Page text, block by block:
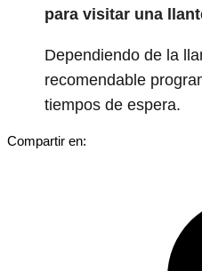
para visitar una
Dependiendo de la
recomendable
tiempos de espera.
Compartir en: